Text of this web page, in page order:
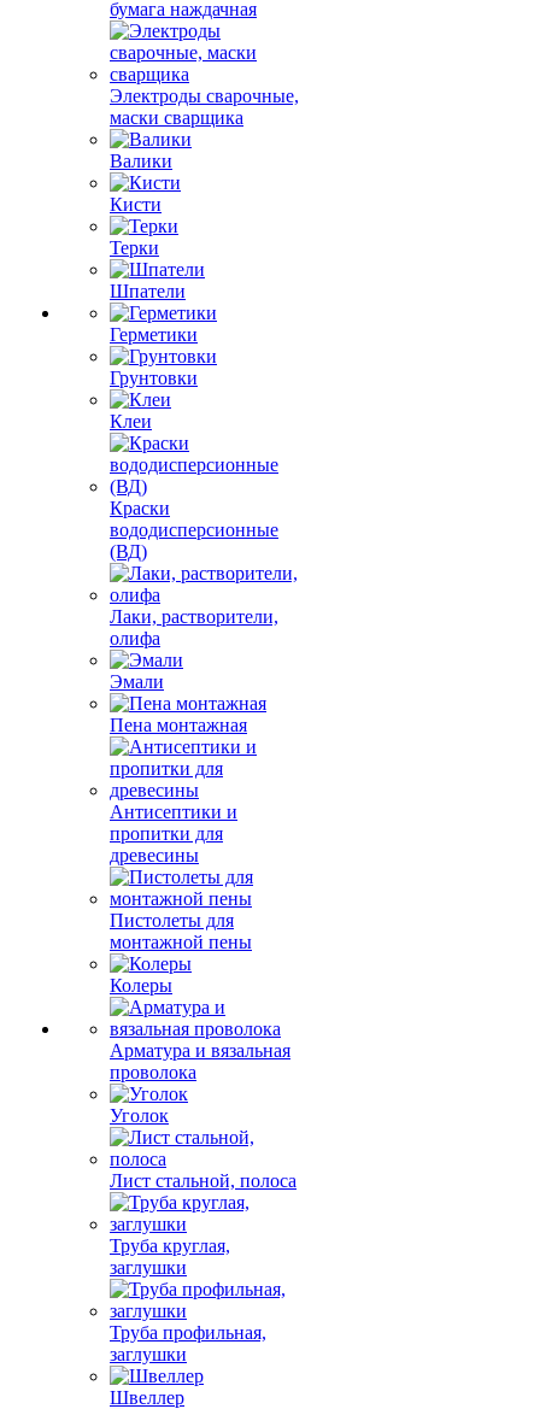
бумага наждачная
Электроды сварочные,
маски сварщика
Валики
Кисти
Терки
Шпатели
Герметики
Грунтовки
Клеи
Краски
вододисперсионные
(ВД)
Лаки, растворители,
олифа
Эмали
Пена монтажная
Антисептики и
пропитки для
древесины
Пистолеты для
монтажной пены
Колеры
Арматура и вязальная
проволока
Уголок
Лист стальной, полоса
Труба круглая,
заглушки
Труба профильная,
заглушки
Швеллер